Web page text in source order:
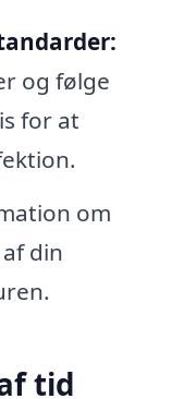
og følge
for at
om
din
tid